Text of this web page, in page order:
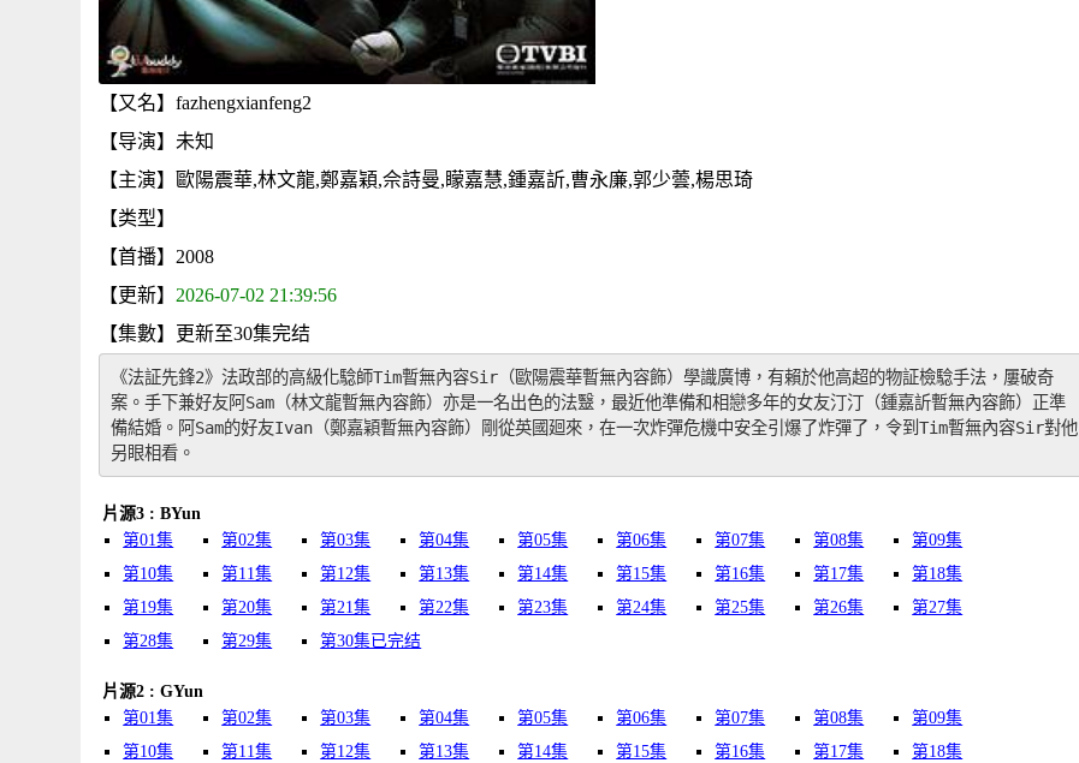
【又名】fazhengxianfeng2
【导演】未知
【主演】歐陽震華,林文龍,鄭嘉穎,佘詩曼,矇嘉慧,鍾嘉訢,曹永廉,郭少蕓,楊思琦
【类型】
【首播】2008
【更新】 2026-07-02 21:39:56
【集數】更新至30集完结
《法証先鋒2》法政部的高級化騐師Tim暫無內容Sir（歐陽震華暫無內容飾）學識廣博，有賴於他高超的物証檢騐手法，屢破奇
案。手下兼好友阿Sam（林文龍暫無內容飾）亦是一名出色的法毉，最近他準備和相戀多年的女友汀汀（鍾嘉訢暫無內容飾）正準
備結婚。阿Sam的好友Ivan（鄭嘉穎暫無內容飾）剛從英國廻來，在一次炸彈危機中安全引爆了炸彈了，令到Tim暫無內容Sir對他
另眼相看。
片源3 : BYun
第01集
第02集 第03集 第04集 第05集 第06集 第07集 第08集
第09集
第10集
第11集 第12集 第13集 第14集 第15集 第16集 第17集
第18集
第19集
第20集 第21集 第22集 第23集 第24集 第25集 第26集
第27集
第28集
第29集 第30集已完结
片源2 : GYun
第01集
第02集 第03集 第04集 第05集 第06集 第07集 第08集
第09集
第10集
第11集 第12集 第13集 第14集 第15集 第16集 第17集
第18集